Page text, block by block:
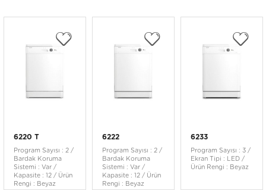
6220 T
Program Sayısı : 2 /
Bardak Koruma
Sistemi : Var /
Kapasite : 12 / Ürün
Rengi : Beyaz
6222
Program Sayısı : 2 /
Bardak Koruma
Sistemi : Var /
Kapasite : 12 / Ürün
Rengi : Beyaz
6233
Program Sayısı : 3 /
Ekran Tipi : LED /
Ürün Rengi : Beyaz